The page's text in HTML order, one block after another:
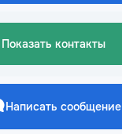
Показать контакты
Написать сообщение